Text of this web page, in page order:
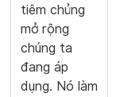
tiêm chủng
mở rộng
chúng ta
đang áp
dụng. Nó làm